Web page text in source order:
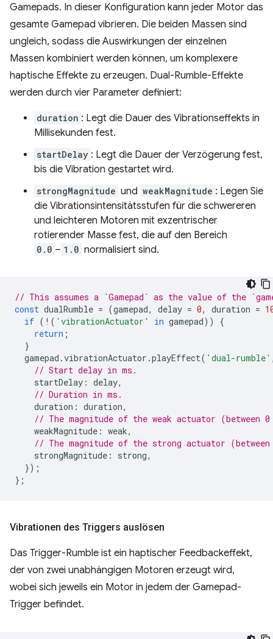
Gamepads. In dieser Konfiguration kann jeder Motor das
gesamte Gamepad vibrieren. Die beiden Massen sind
ungleich, sodass die Auswirkungen der einzelnen
Massen kombiniert werden können, um komplexere
haptische Effekte zu erzeugen. Dual-Rumble-Effekte
werden durch vier Parameter definiert:
duration : Legt die Dauer des Vibrationseffekts in
Millisekunden fest.
startDelay : Legt die Dauer der Verzögerung fest,
bis die Vibration gestartet wird.
strongMagnitude und weakMagnitude : Legen Sie
die Vibrationsintensitätsstufen für die schwereren
und leichteren Motoren mit exzentrischer
rotierender Masse fest, die auf den Bereich
0.0 – 1.0 normalisiert sind.
// This assumes a `Gamepad` as the value of the
const dualRumble = (gamepad, delay = 0, duration =
if ( ! ( 'vibrationActuator' in gamepad))
{
return ;
}
gamepad .vibrationActuator .playEffect( 'dual-rumble'
// Start delay in ms.
startDelay : delay,
// Duration in ms.
duration : duration,
// The magnitude of the weak actuator (between
weakMagnitude : weak,
// The magnitude of the strong actuator
strongMagnitude : strong,
});
};
Vibrationen des Triggers auslösen
Das Trigger-Rumble ist ein haptischer Feedbackeffekt,
der von zwei unabhängigen Motoren erzeugt wird,
wobei sich jeweils ein Motor in jedem der Gamepad-
Trigger befindet.